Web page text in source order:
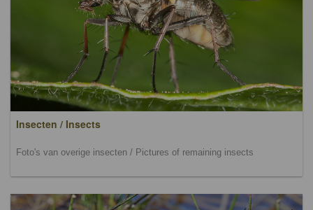
Insecten / Insects
Foto's van overige insecten / Pictures of remaining insects